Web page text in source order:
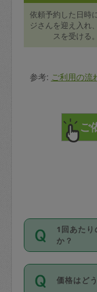
依頼予約した日時
ジさんを迎え入れ
スを受ける。
参考: ご利用の流
1回あた
か？
依頼1回
超えて依
価格はど